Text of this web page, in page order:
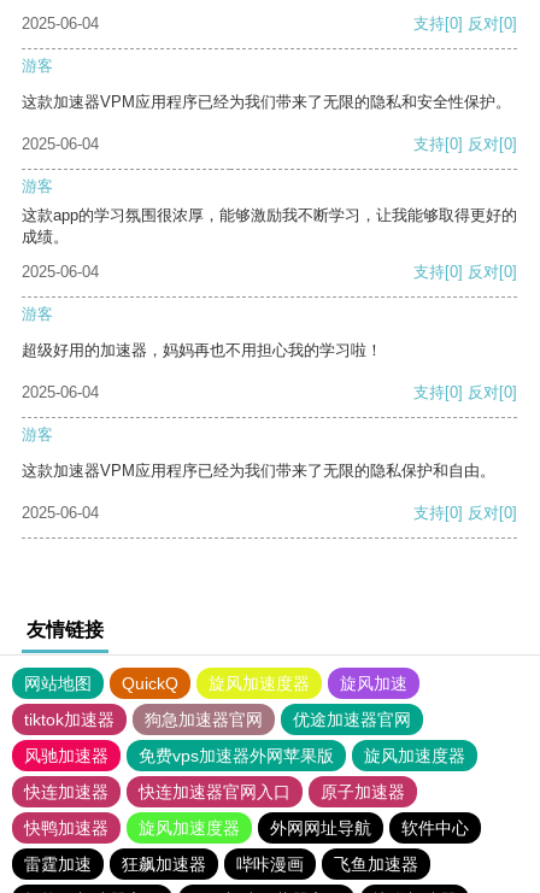
2025-06-04
支持[0] 反对[0]
游客
这款加速器VPM应用程序已经为我们带来了无限的隐私和安全性保护。
2025-06-04 支持[0] 反对[0]
游客
这款app的学习氛围很浓厚，能够激励我不断学习，让我能够取得更好的
成绩。
2025-06-04
支持[0] 反对[0]
游客
超级好用的加速器，妈妈再也不用担心我的学习啦！
2025-06-04 支持[0] 反对[0]
游客
这款加速器VPM应用程序已经为我们带来了无限的隐私保护和自由。
2025-06-04 支持[0] 反对[0]
友情链接
网站地图 QuickQ 旋风加速度器
旋风加速
tiktok加速器
狗急加速器官网
优途加速器官网
风驰加速器
免费vps加速器外网苹果版
旋风加速度器
快连加速器
快连加速器官网入口
原子加速器
快鸭加速器
旋风加速度器 外网网址导航
软件中心
雷霆加速
狂飙加速器 哔咔漫画
飞鱼加速器